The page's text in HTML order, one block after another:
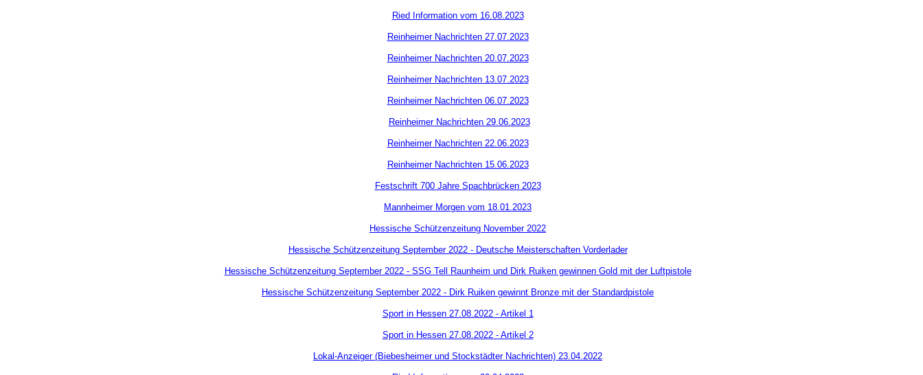
Ried Information vom 16.08.2023
Reinheimer Nachrichten 27.07.2023
Reinheimer Nachrichten 20.07.2023
Reinheimer Nachrichten 13.07.2023
Reinheimer Nachrichten 06.07.2023
Reinheimer Nachrichten 29.06.2023
Reinheimer Nachrichten 22.06.2023
Reinheimer Nachrichten 15.06.2023
Festschrift 700 Jahre Spachbrücken 2023
Mannheimer Morgen vom 18.01.2023
Hessische Schützenzeitung November 2022
Hessische Schützenzeitung September 2022 - Deutsche Meisterschaften Vorderlader
Hessische Schützenzeitung September 2022 - SSG Tell Raunheim und Dirk Ruiken gewinnen Gold mit der Luftpistole
Hessische Schützenzeitung September 2022 - Dirk Ruiken gewinnt Bronze mit der Standardpistole
Sport in Hessen 27.08.2022 - Artikel 1
Sport in Hessen 27.08.2022 - Artikel 2
Lokal-Anzeiger (Biebesheimer und Stockstädter Nachrichten) 23.04.2022